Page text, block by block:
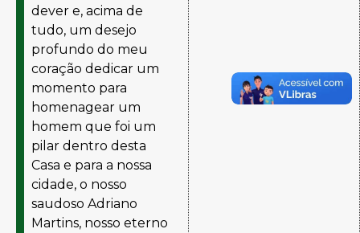
dever e, acima de
tudo, um desejo
profundo do meu
coração dedicar um
momento para
homenagear um
homem que foi um
pilar dentro desta
Casa e para a nossa
cidade, o nosso
saudoso Adriano
Martins, nosso eterno